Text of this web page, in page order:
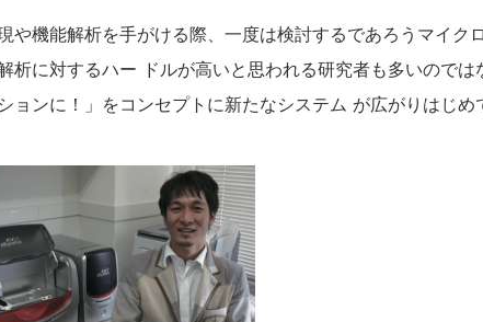
や機能解析を手がける際、一度は検討するであろうマイ
析に対するハー ドルが高いと思われる研究者も多いので
ョンに！」をコンセプトに新たなシステム が広がりはじめ